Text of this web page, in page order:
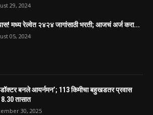
29, 2024
मध्य रेल्वेत २४२४ जागांसाठी भरती; आजचं अर्ज करा...
05, 2024
डॉक्टर बनले आयर्नमन’; 113 किमीचा बहुखडतर प्रवास
तासात
30, 2025